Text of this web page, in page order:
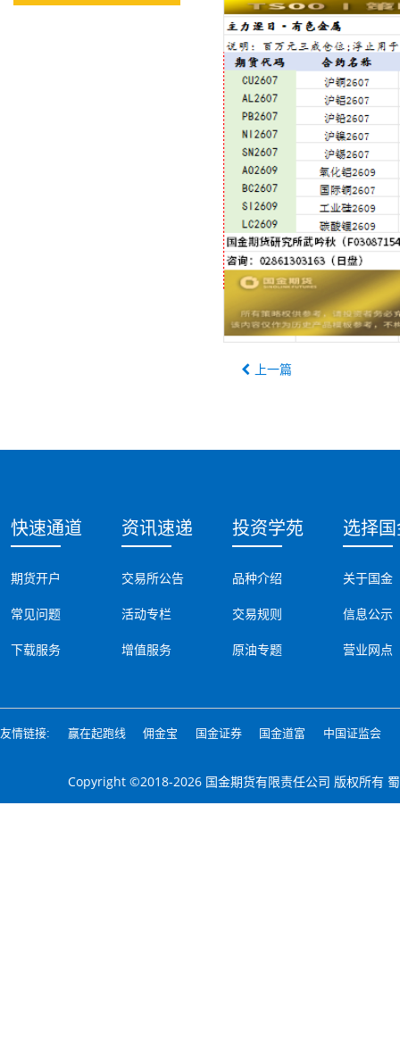
上一篇
快速通道
期货开户
常见问题
下载服务
资讯速递
交易所公告
活动专栏
增值服务
投资学苑
品种介绍
交易规则
原油专题
选择
关于国金
信息公示
营业网点
友情链接: 赢在起跑线 佣金宝 国金证券 国金道富 中国证监会
Copyright ©2018-2026 国金期货有限责任公司 版权所有